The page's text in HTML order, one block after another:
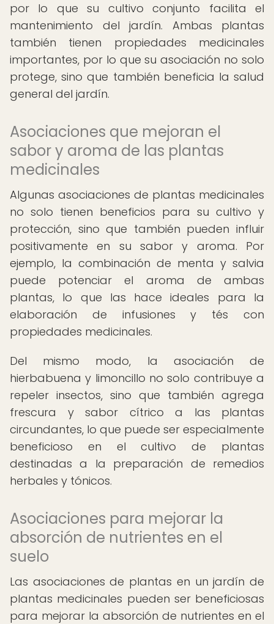
por lo que su cultivo conjunto facilita el
mantenimiento del jardín. Ambas plantas
también tienen propiedades medicinales
importantes, por lo que su asociación no solo
protege, sino que también beneficia la salud
general del jardín.
Asociaciones que mejoran el
sabor y aroma de las plantas
medicinales
Algunas asociaciones de plantas medicinales
no solo tienen beneficios para su cultivo y
protección, sino que también pueden influir
positivamente en su sabor y aroma. Por
ejemplo, la combinación de menta y salvia
puede potenciar el aroma de ambas
plantas, lo que las hace ideales para la
elaboración de infusiones y tés con
propiedades medicinales.
Del mismo modo, la asociación de
hierbabuena y limoncillo no solo contribuye a
repeler insectos, sino que también agrega
frescura y sabor cítrico a las plantas
circundantes, lo que puede ser especialmente
beneficioso en el cultivo de plantas
destinadas a la preparación de remedios
herbales y tónicos.
Asociaciones para mejorar la
absorción de nutrientes en el
suelo
Las asociaciones de plantas en un jardín de
plantas medicinales pueden ser beneficiosas
para mejorar la absorción de nutrientes en el